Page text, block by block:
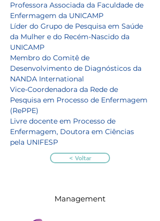
Professora Associada da Faculdade de
Enfermagem da UNICAMP
Líder do Grupo de Pesquisa em Saúde
da Mulher e do Recém-Nascido da
UNICAMP
Membro do Comitê de
Desenvolvimento de Diagnósticos da
NANDA International
Vice-Coordenadora da Rede de
Pesquisa em Processo de Enfermagem
(RePPE)
Livre docente em Processo de
Enfermagem, Doutora em Ciências
pela UNIFESP
< Voltar
Management